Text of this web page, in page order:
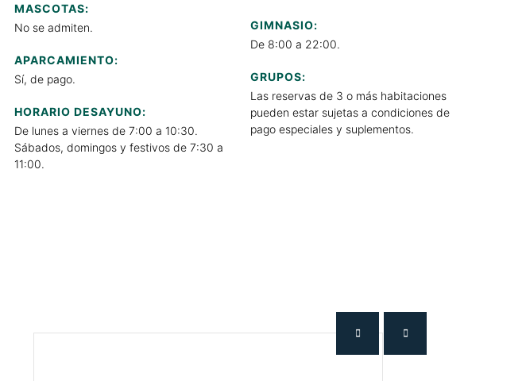
MASCOTAS:
No se admiten.
APARCAMIENTO:
Sí, de pago.
HORARIO DESAYUNO:
De lunes a viernes de 7:00 a 10:30.
Sábados, domingos y festivos de 7:30 a
11:00.
GIMNASIO:
De 8:00 a 22:00.
GRUPOS:
Las reservas de 3 o más habitaciones
pueden estar sujetas a condiciones de
pago especiales y suplementos.